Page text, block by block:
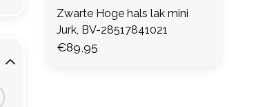
Zwarte Hoge hals lak mini
Jurk, BV-28517841021
€89,95